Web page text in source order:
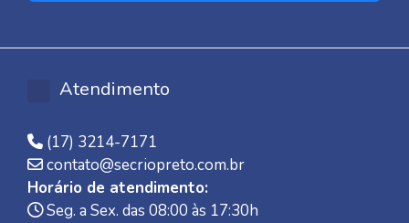
Atendimento
(17) 3214-7171
contato@secriopreto.com.br
Horário de atendimento:
Seg. a Sex. das 08:00 às 17:30h